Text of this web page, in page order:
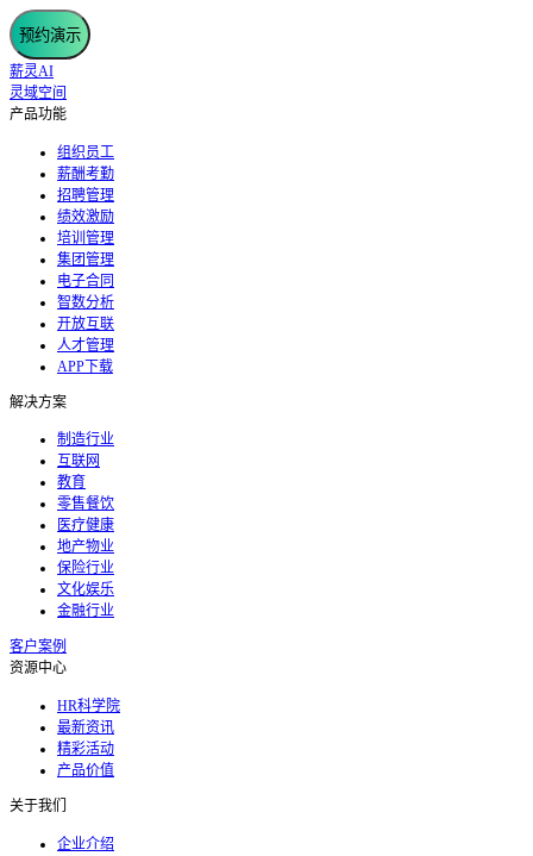
预约演示
薪灵AI
灵域空间
产品功能
组织员工
薪酬考勤
招聘管理
绩效激励
培训管理
集团管理
电子合同
智数分析
开放互联
人才管理
APP下载
解决方案
制造行业
互联网
教育
零售餐饮
医疗健康
地产物业
保险行业
文化娱乐
金融行业
客户案例
资源中心
HR科学院
最新资讯
精彩活动
产品价值
关于我们
企业介绍